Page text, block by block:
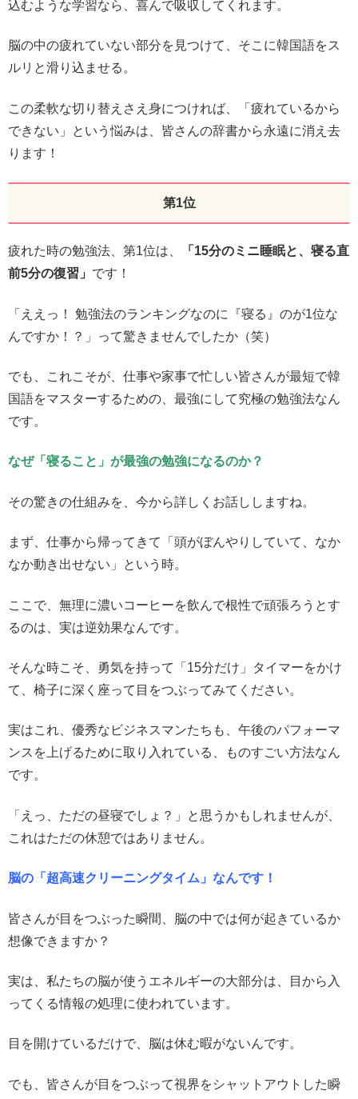
込むような学習なら、喜んで吸収してくれます。
脳の中の疲れていない部分を見つけて、そこに韓国語をス
ルリと滑り込ませる。
この柔軟な切り替えさえ身につければ、「疲れているから
できない」という悩みは、皆さんの辞書から永遠に消え去
ります！
第1位
疲れた時の勉強法、第1位は、
「15分のミニ睡眠と、寝る直
前5分の復習」 です！
「ええっ！ 勉強法のランキングなのに『寝る』のが1位な
んですか！？」って驚きませんでしたか（笑）
でも、これこそが、仕事や家事で忙しい皆さんが最短で韓
国語をマスターするための、最強にして究極の勉強法なん
です。
なぜ「寝ること」が最強の勉強になるのか？
その驚きの仕組みを、今から詳しくお話ししますね。
まず、仕事から帰ってきて「頭がぼんやりしていて、なか
なか動き出せない」という時。
ここで、無理に濃いコーヒーを飲んで根性で頑張ろうとす
るのは、実は逆効果なんです。
そんな時こそ、勇気を持って「15分だけ」タイマーをかけ
て、椅子に深く座って目をつぶってみてください。
実はこれ、優秀なビジネスマンたちも、午後のパフォーマ
ンスを上げるために取り入れている、ものすごい方法なん
です。
「えっ、ただの昼寝でしょ？」と思うかもしれませんが、
これはただの休憩ではありません。
脳の「超高速クリーニングタイム」なんです！
皆さんが目をつぶった瞬間、脳の中では何が起きているか
想像できますか？
実は、私たちの脳が使うエネルギーの大部分は、目から入
ってくる情報の処理に使われています。
目を開けているだけで、脳は休む暇がないんです。
でも、皆さんが目をつぶって視界をシャットアウトした瞬